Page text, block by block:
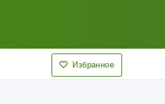
Избранное